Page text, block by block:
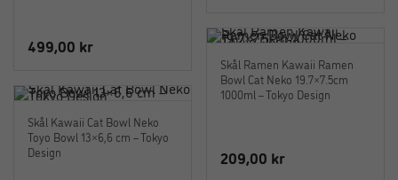
499,00 kr
Skål Ramen Kawaii Ramen
Bowl Cat Neko 19.7×7.5cm
1000ml – Tokyo Design
209,00 kr
Skål Kawaii Cat Bowl Neko
Toyo Bowl 13×6,6 cm – Tokyo
Design